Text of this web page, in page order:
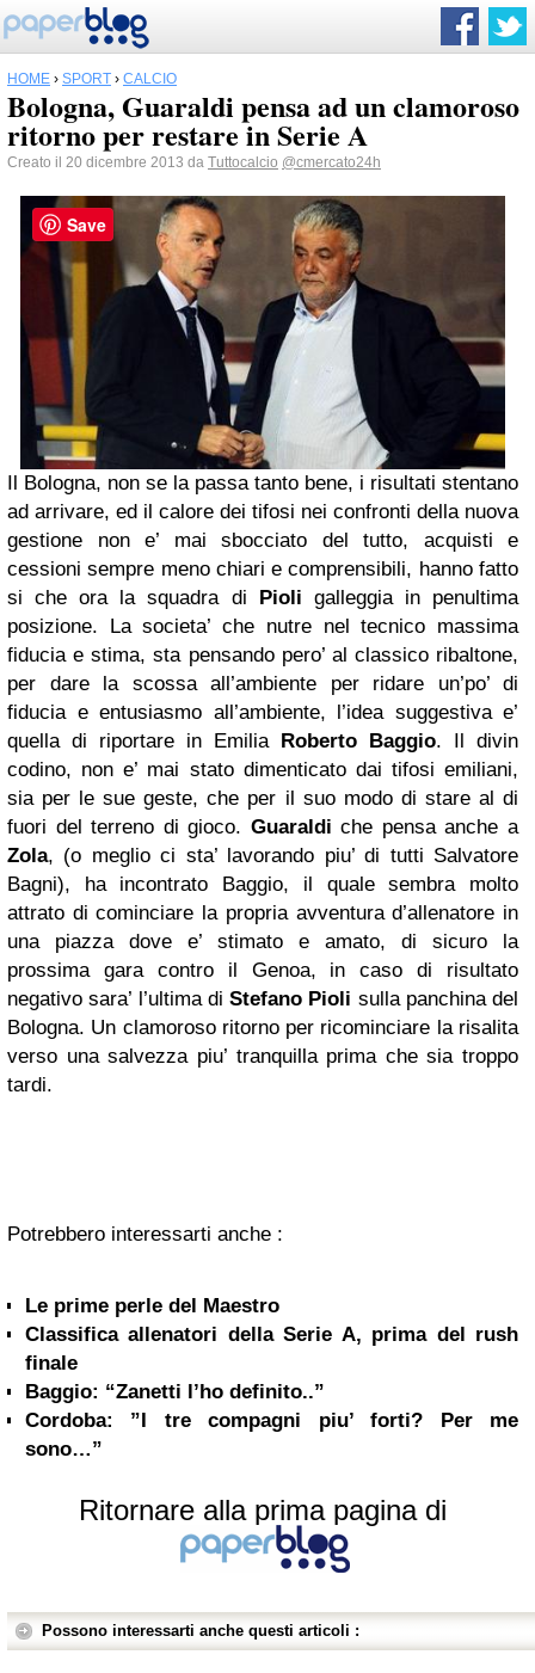
HOME › SPORT › CALCIO
Bologna, Guaraldi pensa ad un clamoroso
ritorno per restare in Serie A
Creato il 20 dicembre 2013 da Tuttocalcio @cmercato24h
Il Bologna, non se la passa tanto bene, i risultati stentano
ad arrivare, ed il calore dei tifosi nei confronti della nuova
gestione non e’ mai sbocciato del tutto, acquisti e
cessioni sempre meno chiari e comprensibili, hanno fatto
si che ora la squadra di Pioli galleggia in penultima
posizione. La societa’ che nutre nel tecnico massima
fiducia e stima, sta pensando pero’ al classico ribaltone,
per dare la scossa all’ambiente per ridare un’po’ di
fiducia e entusiasmo all’ambiente, l’idea suggestiva e’
quella di riportare in Emilia Roberto Baggio. Il divin
codino, non e’ mai stato dimenticato dai tifosi emiliani,
sia per le sue geste, che per il suo modo di stare al di
fuori del terreno di gioco. Guaraldi che pensa anche a
Zola, (o meglio ci sta’ lavorando piu’ di tutti Salvatore
Bagni), ha incontrato Baggio, il quale sembra molto
attrato di cominciare la propria avventura d’allenatore in
una piazza dove e’ stimato e amato, di sicuro la
prossima gara contro il Genoa, in caso di risultato
negativo sara’ l’ultima di Stefano Pioli sulla panchina del
Bologna. Un clamoroso ritorno per ricominciare la risalita
verso una salvezza piu’ tranquilla prima che sia troppo
tardi.
Potrebbero interessarti anche :
Le prime perle del Maestro
Classifica allenatori della Serie A, prima del rush
finale
Baggio: “Zanetti l’ho definito..”
Cordoba: ”I tre compagni piu’ forti? Per me
sono…”
Ritornare alla prima pagina di
Possono interessarti anche questi articoli :
Save